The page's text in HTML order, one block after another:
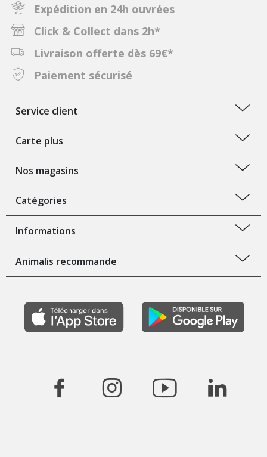
Expédition en 24h ouvrées
Click & Collect dans 2h*
Livraison offerte dès 69€*
Paiement sécurisé
Service client
Carte plus
Nos magasins
Catégories
Informations
Animalis recommande